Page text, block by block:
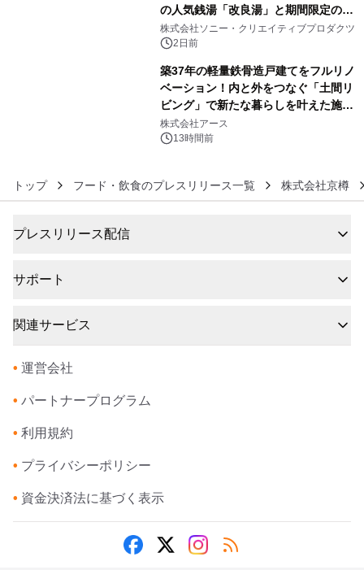
の人気銭湯「改良湯」と期間限定のコ
ラボレーション サウナイキタイコラ
ボグッズも発売決定！
株式会社ソニー・クリエイティブプロダクツ
2日前
築37年の軽量鉄骨造戸建てをフルリノ
ベーション！内と外をつなぐ「土間リ
ビング」で新たな暮らしを叶えた施工
事例を株式会社アースが公開
株式会社アース
13時間前
トップ フード・飲食のプレスリリース一覧 株式会社京樽
プレスリリース配信
サポート
関連サービス
• 運営会社
• パートナープログラム
• 利用規約
• プライバシーポリシー
• 資金決済法に基づく表示